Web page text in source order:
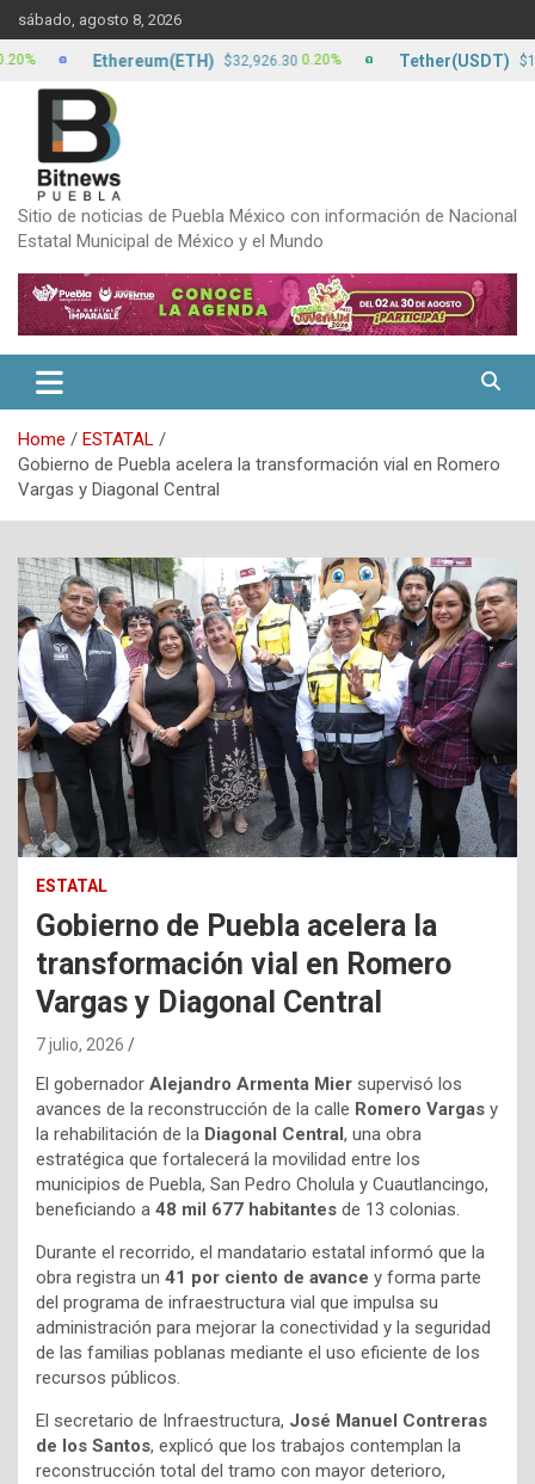
Skip
to
content
sábado, agosto 8, 2026
Sitio de noticias de Puebla México con información de Nacional
Estatal Municipal de México y el Mundo
Home
ESTATAL
Gobierno de Puebla acelera la transformación vial en Romero
Vargas y Diagonal Central
ESTATAL
Gobierno de Puebla acelera la
transformación vial en Romero
Vargas y Diagonal Central
7 julio, 2026
El gobernador Alejandro Armenta Mier supervisó los
avances de la reconstrucción de la calle Romero Vargas y
la rehabilitación de la Diagonal Central, una obra
estratégica que fortalecerá la movilidad entre los
municipios de Puebla, San Pedro Cholula y Cuautlancingo,
beneficiando a 48 mil 677 habitantes de 13 colonias.
Durante el recorrido, el mandatario estatal informó que la
obra registra un 41 por ciento de avance y forma parte
del programa de infraestructura vial que impulsa su
administración para mejorar la conectividad y la seguridad
de las familias poblanas mediante el uso eficiente de los
recursos públicos.
El secretario de Infraestructura, José Manuel Contreras
de los Santos, explicó que los trabajos contemplan la
reconstrucción total del tramo con mayor deterioro,
Ethereum(ETH) $32,926.30 0.20% Tether(USDT) $17.13